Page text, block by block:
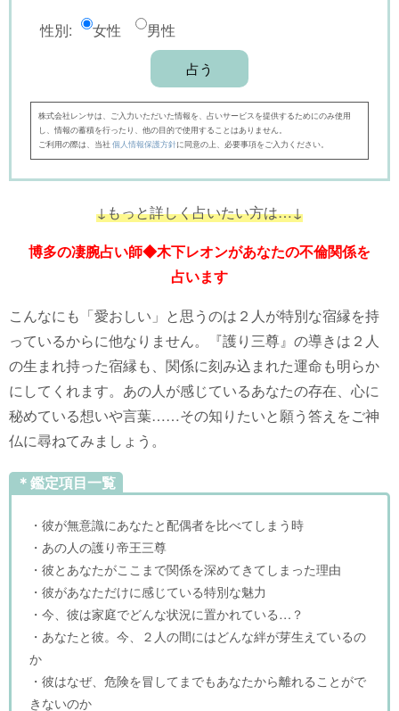
性別: 女性 男性
株式会社レンサは、ご入力いただいた情報を、占いサービスを提供するためにのみ使用
し、情報の蓄積を行ったり、他の目的で使用することはありません。
ご利用の際は、当社 個人情報保護方針に同意の上、必要事項をご入力ください。
↓もっと詳しく占いたい方は…↓
博多の凄腕占い師◆木下レオンがあなたの不倫関係を
占います
こんなにも「愛おしい」と思うのは２人が特別な宿縁を持
っているからに他なりません。『護り三尊』の導きは２人
の生まれ持った宿縁も、関係に刻み込まれた運命も明らか
にしてくれます。あの人が感じているあなたの存在、心に
秘めている想いや言葉……その知りたいと願う答えをご神
仏に尋ねてみましょう。
＊鑑定項目一覧
・彼が無意識にあなたと配偶者を比べてしまう時
・あの人の護り帝王三尊
・彼とあなたがここまで関係を深めてきてしまった理由
・彼があなただけに感じている特別な魅力
・今、彼は家庭でどんな状況に置かれている…？
・あなたと彼。今、２人の間にはどんな絆が芽生えているの
か
・彼はなぜ、危険を冒してまでもあなたから離れることがで
きないのか